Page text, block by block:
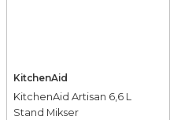
KitchenAid
KitchenAid Artisan 6,6 L
Stand Mikser